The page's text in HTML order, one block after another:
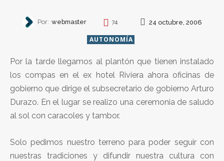
Por: webmaster 74 24 octubre, 2006
AUTONOMÍA
Por la tarde llegamos al plantón que tienen instalado
los compas en el ex hotel Riviera ahora oficinas de
gobierno que dirige el subsecretario de gobierno Arturo
Durazo. En el lugar se realizo una ceremonia de saludo
al sol con caracoles y tambor.
Solo pedimos nuestro terreno para poder seguir con
nuestras tradiciones y difundir nuestra cultura con